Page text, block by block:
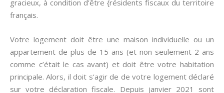
gracieux, à condition d’être {résidents fiscaux du territoire
français.
Votre logement doit être une maison individuelle ou un
appartement de plus de 15 ans (et non seulement 2 ans
comme c’était le cas avant) et doit être votre habitation
principale. Alors, il doit s’agir de de votre logement déclaré
sur votre déclaration fiscale. Depuis janvier 2021 sont